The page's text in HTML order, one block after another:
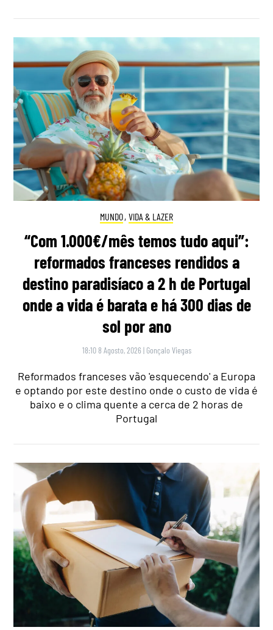
MUNDO, VIDA & LAZER
“Com 1.000€/mês temos tudo aqui”:
reformados franceses rendidos a
destino paradisíaco a 2 h de Portugal
onde a vida é barata e há 300 dias de
sol por ano
18:10 8 Agosto, 2026 | Gonçalo Viegas
Reformados franceses vão 'esquecendo' a Europa
e optando por este destino onde o custo de vida é
baixo e o clima quente a cerca de 2 horas de
Portugal